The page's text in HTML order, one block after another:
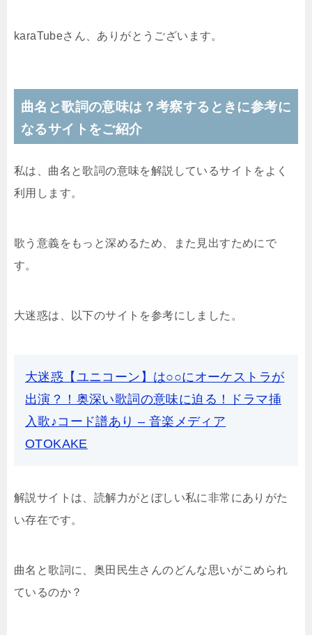
karaTubeさん、ありがとうございます。
曲名と歌詞の意味は？考察するときに参考に
なるサイトをご紹介
私は、曲名と歌詞の意味を解説しているサイトをよく
利用します。
歌う意義をもっと深めるため、また見出すためにで
す。
大迷惑は、以下のサイトを参考にしました。
大迷惑【ユニコーン】は○○にオーケストラが
出演？！奥深い歌詞の意味に迫る！ドラマ挿
入歌♪コード譜あり – 音楽メディア
OTOKAKE
解説サイトは、読解力がとぼしい私に非常にありがた
い存在です。
曲名と歌詞に、奥田民生さんのどんな思いがこめられ
ているのか？